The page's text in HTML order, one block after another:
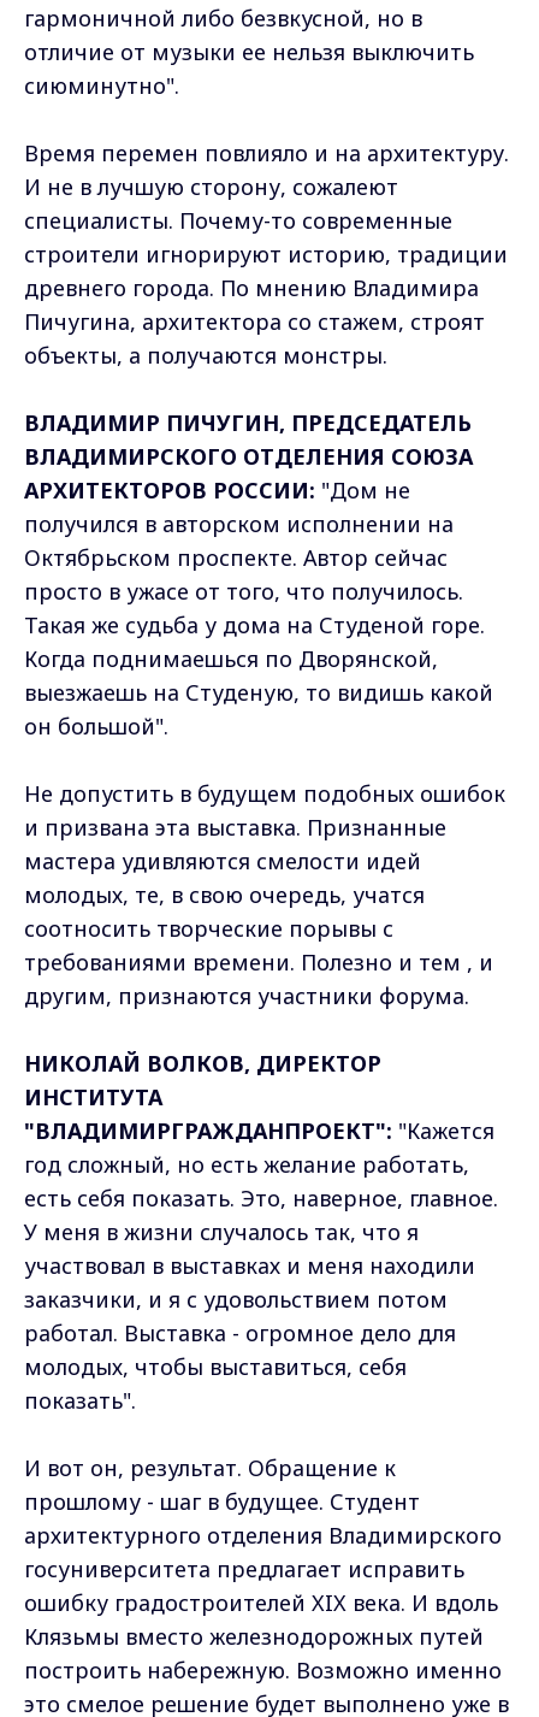
гармоничной либо безвкусной, но в
отличие от музыки ее нельзя выключить
сиюминутно".
Время перемен повлияло и на архитектуру.
И не в лучшую сторону, сожалеют
специалисты. Почему-то современные
строители игнорируют историю, традиции
древнего города. По мнению Владимира
Пичугина, архитектора со стажем, строят
объекты, а получаются монстры.
ВЛАДИМИР ПИЧУГИН, ПРЕДСЕДАТЕЛЬ
ВЛАДИМИРСКОГО ОТДЕЛЕНИЯ СОЮЗА
АРХИТЕКТОРОВ РОССИИ: "Дом не
получился в авторском исполнении на
Октябрьском проспекте. Автор сейчас
просто в ужасе от того, что получилось.
Такая же судьба у дома на Студеной горе.
Когда поднимаешься по Дворянской,
выезжаешь на Студеную, то видишь какой
он большой".
Не допустить в будущем подобных ошибок
и призвана эта выставка. Признанные
мастера удивляются смелости идей
молодых, те, в свою очередь, учатся
соотносить творческие порывы с
требованиями времени. Полезно и тем , и
другим, признаются участники форума.
НИКОЛАЙ ВОЛКОВ, ДИРЕКТОР
ИНСТИТУТА
"ВЛАДИМИРГРАЖДАНПРОЕКТ": "Кажется
год сложный, но есть желание работать,
есть себя показать. Это, наверное, главное.
У меня в жизни случалось так, что я
участвовал в выставках и меня находили
заказчики, и я с удовольствием потом
работал. Выставка - огромное дело для
молодых, чтобы выставиться, себя
показать".
И вот он, результат. Обращение к
прошлому - шаг в будущее. Студент
архитектурного отделения Владимирского
госуниверситета предлагает исправить
ошибку градостроителей XIX века. И вдоль
Клязьмы вместо железнодорожных путей
построить набережную. Возможно именно
это смелое решение будет выполнено уже в